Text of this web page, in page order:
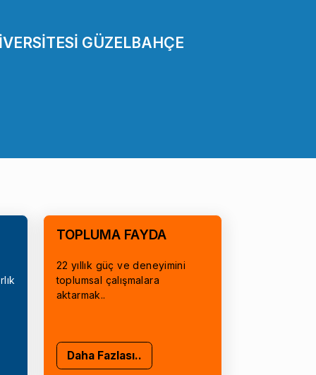
GÜZELBAHÇE
TOPLUMA FAYDA
22 yıllık güç ve deneyimini
toplumsal çalışmalara
aktarmak..
Daha Fazlası..